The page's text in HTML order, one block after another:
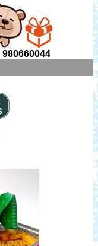
980660044